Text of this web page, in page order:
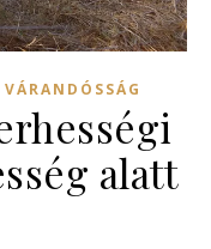
VÁRANDÓSSÁG
alatt